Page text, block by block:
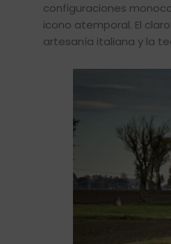
configuraciones
icono atemporal. El
artesanía italiana y la